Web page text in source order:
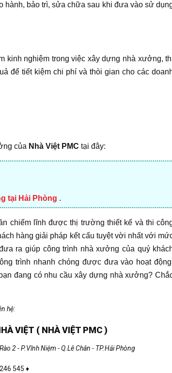
hành, bảo trì, sửa chữa sau khi đưa vào sử
kinh nghiệm trong việc xây dựng nhà xưởng,
để tiết kiệm chi phí và thòi gian cho các
của Nhà Việt PMC tại đây:
tại Hải Phòng .
chiếm lĩnh được thị trường thiết kế và thi
hàng giải pháp kết cấu tuyệt vời nhất với
ra giúp công trình nhà xưởng của quý
trình nhanh chóng được đưa vào hoạt
đang có nhu cầu xây dựng nhà xưởng?
hệ:
VIỆT ( NHÀ VIỆT PMC )
2 - P.Vĩnh Niệm - Q.Lê Chân - TP.Hải Phòng
545 ♦